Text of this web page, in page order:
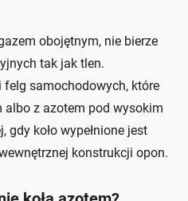
obojętnym, nie bierze
tak jak tlen.
felg samochodowych, które
z azotem pod wysokim
gdy koło wypełnione jest
konstrukcji opon.